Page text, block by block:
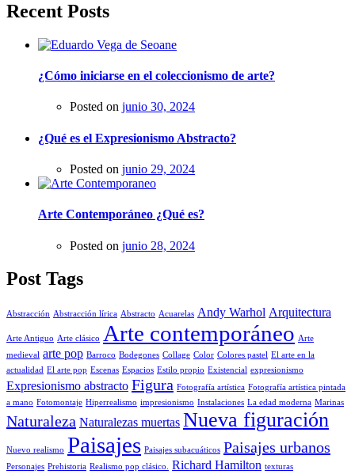
Recent Posts
¿Cómo iniciarse en el coleccionismo de arte?
Posted on junio 30, 2024
¿Qué es el Expresionismo Abstracto?
Posted on junio 29, 2024
Arte Contemporáneo ¿Qué es?
Posted on junio 28, 2024
Post Tags
Abstracción Abstracción lírica Abstracto Acuarelas Andy Warhol Arquitectura
Arte Antiguo Arte clásico Arte contemporáneo Arte
medieval arte pop Barroco Bodegones Collage Color Colores pastel El arte en la
actualidad El arte pop Escenas Espacios Estilo propio Existencial expresionismo
Expresionismo abstracto Figura Fotografía artística Fotografía artística pintada
a mano Fotomontaje Hiperrealismo impresionismo Instalaciones La edad moderna Marinas
Naturaleza Naturalezas muertas Nueva figuración
Nuevo realismo Paisajes Paisajes subacuáticos Paisajes urbanos
Personajes Prehistoria Realismo pop clásico. Richard Hamilton texturas